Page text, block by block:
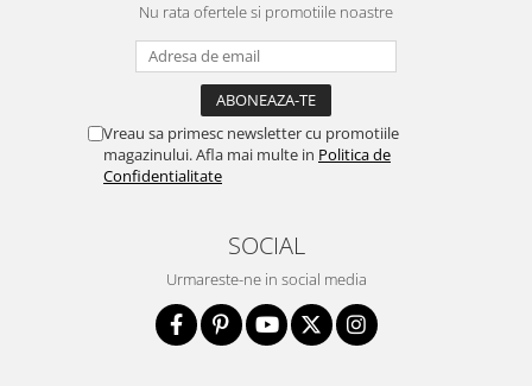
Nu rata ofertele si promotiile noastre
Vreau sa primesc newsletter cu promotiile
magazinului. Afla mai multe in Politica de
Confidentialitate
SOCIAL
Urmareste-ne in social media